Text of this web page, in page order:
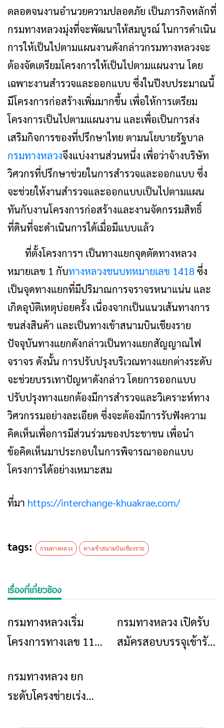
ตลอดจนงานอำนวยความปลอดภัย เป็นภารกิจหลักที่
กรมทางหลวงมุ่งที่จะพัฒนาให้สมบูรณ์ ในการดำเนิน
การให้เป็นไปตามแผนงานดังกล่าวกรมทางหลวงจะ
ต้องจัดเตรียมโครงการให้เป็นไปตามแผนงาน โดย
เฉพาะงานสำรวจและออกแบบ ซึ่งในปีงบประมาณนี้
มีโครงการก่อสร้างเพิ่มมากขึ้น เพื่อให้การเตรียม
โครงการเป็นไปตามแผนงาน และเพื่อเป็นการส่ง
เสริมกิจการของที่ปรึกษาไทย ตามนโยบายรัฐบาล
กรมทางหลวงจึงแบ่งงานส่วนหนึ่ง เพื่อว่าจ้างบริษัท
วิศวกรที่ปรึกษาช่วยในการสำรวจและออกแบบ ซึ่ง
จะช่วยให้งานสำรวจและออกแบบเป็นไปตามแผน
ทันกับงานโครงการก่อสร้างและงานจัดกรรมสิทธิ์
ที่ดินที่จะดำเนินการได้เมื่อมีแบบแล้ว
ที่ตั้งโครงการฯ เป็นทางแยกจุดตัดทางหลวง
หมายเลข 1 กับทางหลวงชนบทหมายเลข 1418ซึ่ง
เป็นจุดทางแยกที่มีปริมาณการจราจรหนาแน่น และ
เกิดอุบัติเหตุบ่อยครั้ง เนื่องจากเป็นแนวเส้นทางการ
ขนส่งสินค้า และเป็นทางเข้าสนามบินเชียงราย
ปัจจุบันทางแยกดังกล่าวเป็นทางแยกสัญญาณไฟ
จราจร ดังนั้น การปรับปรุงบริเวณทางแยกต่างระดับ
จะช่วยบรรเทาปัญหาดังกล่าว โดยการออกแบบ
ปรับปรุงทางแยกต้องมีการสำรวจและวิเคราะห์ทาง
วิศวกรรมอย่างละเอียด ซึ่งจะต้องมีการรับฟังความ
คิดเห็นเพื่อการมีส่วนร่วมของประชาชน เพื่อนำ
ข้อคิดเห็นมาประกอบในการพิจารณาออกแบบ
โครงการได้อย่างเหมาะสม
ที่มา https://interchange-khuakrae.com/
tags: กรมทางหลวง ทางเข้าสนามบินเชียงราย
เรื่องที่เกี่ยวข้อง
ข่าวเชียงราย
กรมทางหลวงเริ่ม
โครงการทางเลข 118
เฟือง เสร็จ2569
ข่าวเชียงราย
กรมทางหลวง เปิดรับ
สมัครสอบบรรจุเข้ารับ
ข่าวเชียงราย
กรมทางหลวง ยก
ระดับโครงข่ายเร่ง